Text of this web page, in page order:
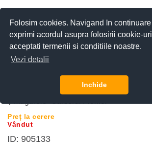
Folosim cookies. Navigand In continuare
exprimi acordul asupra folosirii cookie-
acceptati termenii si conditiile noastre.
Vezi detalii
Inchide
Preț la cerere
Vândut
ID: 905133
CERE DETALII